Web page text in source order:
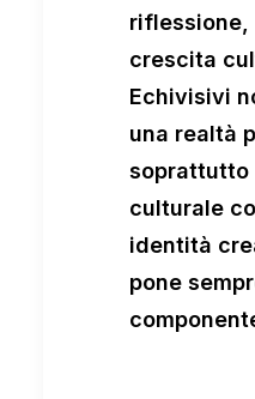
riflessione,
crescita
Echivisivi
una realtà
soprattutto
culturale
identità
pone